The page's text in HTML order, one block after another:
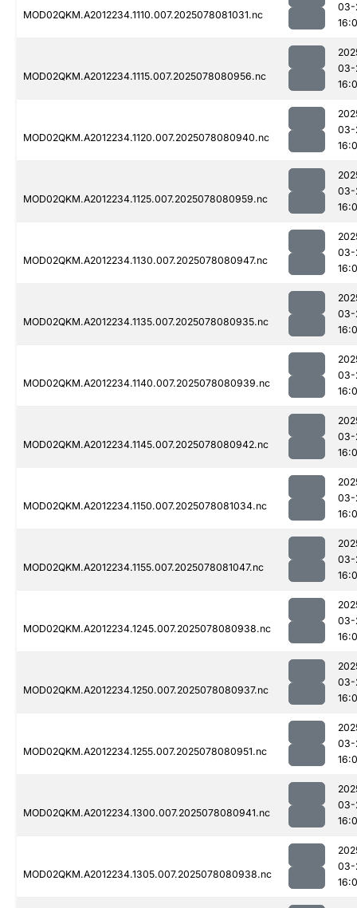
MOD02QKM.A2012234.1110.007.2025078081031.nc
03-
MOD02QKM.A2012234.1115.007.2025078080956.nc
03-
MOD02QKM.A2012234.1120.007.2025078080940.nc
03-
MOD02QKM.A2012234.1125.007.2025078080959.nc
03-
MOD02QKM.A2012234.1130.007.2025078080947.nc
03-
MOD02QKM.A2012234.1135.007.2025078080935.nc
03-
MOD02QKM.A2012234.1140.007.2025078080939.nc
03-
MOD02QKM.A2012234.1145.007.2025078080942.nc
03-
MOD02QKM.A2012234.1150.007.2025078081034.nc
03-
MOD02QKM.A2012234.1155.007.2025078081047.nc
03-
MOD02QKM.A2012234.1245.007.2025078080938.nc
03-
MOD02QKM.A2012234.1250.007.2025078080937.nc
03-
MOD02QKM.A2012234.1255.007.2025078080951.nc
03-
MOD02QKM.A2012234.1300.007.2025078080941.nc
03-
MOD02QKM.A2012234.1305.007.2025078080938.nc
03-